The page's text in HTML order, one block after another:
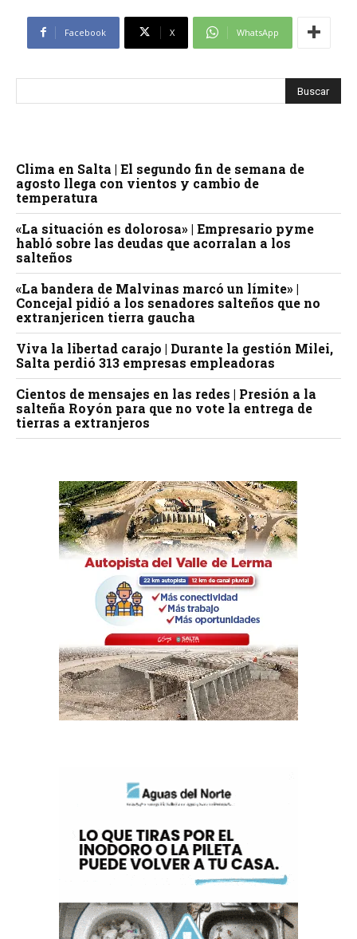
Facebook X WhatsApp
Clima en Salta | El segundo fin de semana de
agosto llega con vientos y cambio de
temperatura
«La situación es dolorosa» | Empresario pyme
habló sobre las deudas que acorralan a los
salteños
«La bandera de Malvinas marcó un límite» |
Concejal pidió a los senadores salteños que no
extranjericen tierra gaucha
Viva la libertad carajo | Durante la gestión Milei,
Salta perdió 313 empresas empleadoras
Cientos de mensajes en las redes | Presión a la
salteña Royón para que no vote la entrega de
tierras a extranjeros